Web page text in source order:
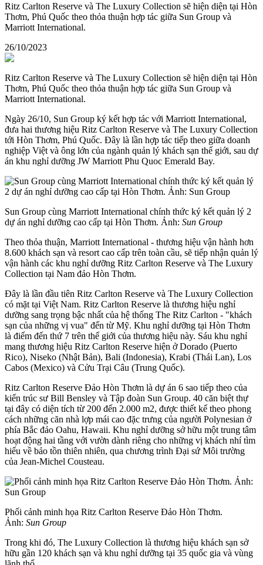
Ritz Carlton Reserve và The Luxury Collection sẽ hiện diện tại Hòn
Thơm, Phú Quốc theo thỏa thuận hợp tác giữa Sun Group và
Marriott International.
26/10/2023
Ritz Carlton Reserve và The Luxury Collection sẽ hiện diện tại Hòn
Thơm, Phú Quốc theo thỏa thuận hợp tác giữa Sun Group và
Marriott International.
Ngày 26/10, Sun Group ký kết hợp tác với Marriott International,
đưa hai thương hiệu Ritz Carlton Reserve và The Luxury Collection
tới Hòn Thơm, Phú Quốc. Đây là lần hợp tác tiếp theo giữa doanh
nghiệp Việt và ông lớn của ngành quản lý khách sạn thế giới, sau dự
án khu nghỉ dưỡng JW Marriott Phu Quoc Emerald Bay.
Sun Group cùng Marriott International chính thức ký kết quản lý 2
dự án nghỉ dưỡng cao cấp tại Hòn Thơm. Ảnh: Sun Group
Theo thỏa thuận, Marriott International - thương hiệu vận hành hơn
8.600 khách sạn và resort cao cấp trên toàn cầu, sẽ tiếp nhận quản lý
vận hành các khu nghỉ dưỡng Ritz Carlton Reserve và The Luxury
Collection tại Nam đảo Hòn Thơm.
Đây là lần đầu tiên Ritz Carlton Reserve và The Luxury Collection
có mặt tại Việt Nam. Ritz Carlton Reserve là thương hiệu nghỉ
dưỡng sang trọng bậc nhất của hệ thống The Ritz Carlton - "khách
sạn của những vị vua" đến từ Mỹ. Khu nghỉ dưỡng tại Hòn Thơm
là điểm đến thứ 7 trên thế giới của thương hiệu này. Sáu khu nghỉ
mang thương hiệu Ritz Carlton Reserve hiện ở Dorado (Puerto
Rico), Niseko (Nhật Bản), Bali (Indonesia), Krabi (Thái Lan), Los
Cabos (Mexico) và Cửu Trại Câu (Trung Quốc).
Ritz Carlton Reserve Đảo Hòn Thơm là dự án 6 sao tiếp theo của
kiến trúc sư Bill Bensley và Tập đoàn Sun Group. 40 căn biệt thự
tại đây có diện tích từ 200 đến 2.000 m2, được thiết kế theo phong
cách những căn nhà lợp mái cao đặc trưng của người Polynesian ở
phía Bắc đảo Oahu, Hawaii. Khu nghỉ dưỡng sở hữu một trung tâm
hoạt động hai tầng với vườn dành riêng cho những vị khách nhí tìm
hiểu về bảo tồn thiên nhiên, qua chương trình Đại sứ Môi trường
của Jean-Michel Cousteau.
Phối cảnh minh họa Ritz Carlton Reserve Đảo Hòn Thơm.
Ảnh: Sun Group
Trong khi đó, The Luxury Collection là thương hiệu khách sạn sở
hữu gần 120 khách sạn và khu nghỉ dưỡng tại 35 quốc gia và vùng